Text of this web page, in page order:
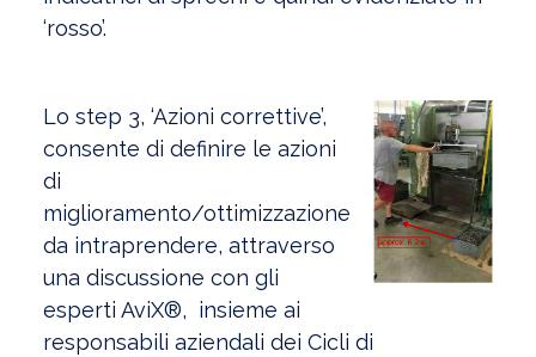
‘rosso’.
Lo step 3, ‘Azioni correttive’,
consente di definire le azioni
di
miglioramento/ottimizzazione
da intraprendere, attraverso
una discussione con gli
esperti AviX®, insieme ai
responsabili aziendali dei Cicli di